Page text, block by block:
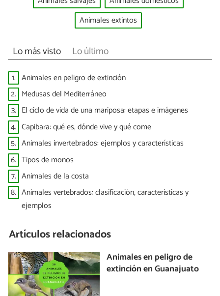
Animales extintos
Lo más visto Lo último
1. Animales en peligro de extinción
2. Medusas del Mediterráneo
3. El ciclo de vida de una mariposa: etapas e imágenes
4. Capibara: qué es, dónde vive y qué come
5. Animales invertebrados: ejemplos y características
6. Tipos de monos
7. Animales de la costa
8. Animales vertebrados: clasificación, características y
ejemplos
Artículos relacionados
Animales en peligro de
extinción en Guanajuato